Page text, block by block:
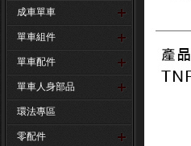
成車單車
單車組件
單車配件
單車人身部品
環法專區
零配件